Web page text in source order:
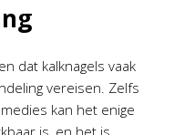
dat kalknagels vaak
vereisen. Zelfs
kan het enige
is, en het is